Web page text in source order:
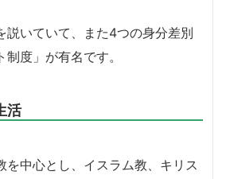
説いていて、また4つの身分差別
度」が有名です。
活
を中心とし、イスラム教、キリス